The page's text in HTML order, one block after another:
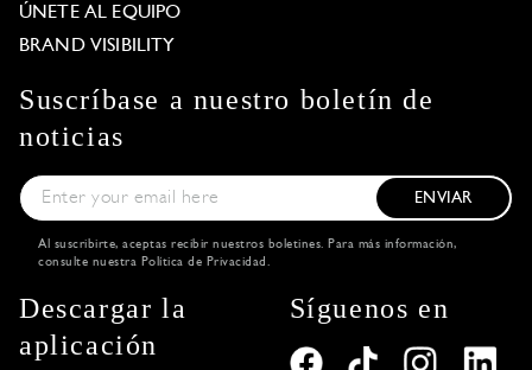
ÚNETE AL EQUIPO
BRAND VISIBILITY
Suscríbase a nuestro boletín de
noticias
ENVIAR
Al suscribirte, aceptas recibir nuestros boletines. Para más información,
consulte nuestra Política de Privacidad .
Descargar la
aplicación
Síguenos en